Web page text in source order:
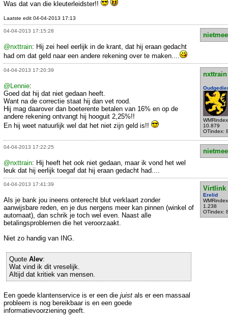
Was dat van die kleuterleidster!!
Laatste edit 04-04-2013 17:13
04-04-2013 17:15:28
@nxttrain: Hij zei heel eerlijk in de krant, dat hij eraan gedacht
had om dat geld naar een andere rekening over te maken....
04-04-2013 17:20:39
nxttrain
10.879
OTindex:
@Lennie:
Goed dat hij dat niet gedaan heeft.
Want na de correctie staat hij dan vet rood.
Hij mag daarover dan boeterente betalen van 16% en op de
andere rekening ontvangt hij hooguit 2,25%!!
En hij weet natuurlijk wel dat het niet zijn geld is!!
04-04-2013 17:22:25
@nxttrain: Hij heeft het ook niet gedaan, maar ik vond het wel
leuk dat hij eerlijk toegaf dat hij eraan gedacht had....
04-04-2013 17:41:39
Virtlink
Erelid
1.238
OTindex:
Als je bank jou ineens onterecht blut verklaart zonder
aanwijsbare reden, en je dus nergens meer kan pinnen (winkel of
automaat), dan schrik je toch wel even. Naast alle
betalingsproblemen die het veroorzaakt.
Niet zo handig van ING.
Quote Alev:
Wat vind ik dit vreselijk.
Altijd dat kritiek van mensen.
Een goede klantenservice is er een die juist als er een massaal
probleem is nog bereikbaar is en een goede
informatievoorziening geeft.